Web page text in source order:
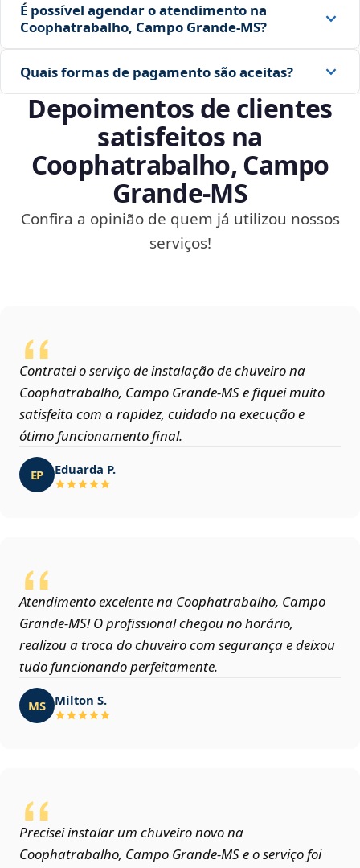
É possível agendar o atendimento na
Coophatrabalho, Campo Grande‑MS?
Quais formas de pagamento são aceitas?
Depoimentos de clientes
satisfeitos na
Coophatrabalho, Campo
Grande‑MS
Confira a opinião de quem já utilizou nossos
serviços!
Contratei o serviço de instalação de chuveiro na
Coophatrabalho, Campo Grande‑MS e fiquei muito
satisfeita com a rapidez, cuidado na execução e
ótimo funcionamento final.
EP Eduarda P.
Atendimento excelente na Coophatrabalho, Campo
Grande‑MS! O profissional chegou no horário,
realizou a troca do chuveiro com segurança e deixou
tudo funcionando perfeitamente.
MS Milton S.
Precisei instalar um chuveiro novo na
Coophatrabalho, Campo Grande‑MS e o serviço foi